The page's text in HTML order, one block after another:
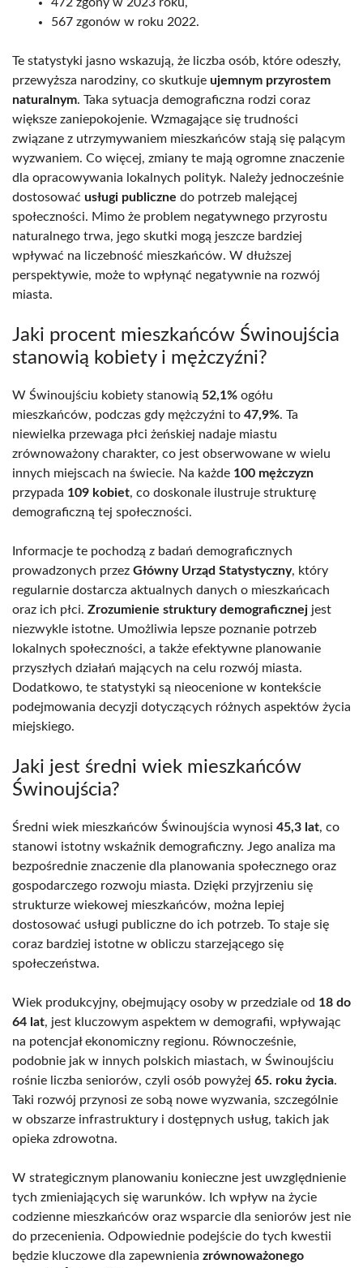
472 zgony w 2023 roku,
567 zgonów w roku 2022.
Te statystyki jasno wskazują, że liczba osób, które odeszły,
przewyższa narodziny, co skutkuje ujemnym przyrostem
naturalnym. Taka sytuacja demograficzna rodzi coraz
większe zaniepokojenie. Wzmagające się trudności
związane z utrzymywaniem mieszkańców stają się palącym
wyzwaniem. Co więcej, zmiany te mają ogromne znaczenie
dla opracowywania lokalnych polityk. Należy jednocześnie
dostosować usługi publiczne do potrzeb malejącej
społeczności. Mimo że problem negatywnego przyrostu
naturalnego trwa, jego skutki mogą jeszcze bardziej
wpływać na liczebność mieszkańców. W dłuższej
perspektywie, może to wpłynąć negatywnie na rozwój
miasta.
Jaki procent mieszkańców Świnoujścia
stanowią kobiety i mężczyźni?
W Świnoujściu kobiety stanowią 52,1% ogółu
mieszkańców, podczas gdy mężczyźni to 47,9%. Ta
niewielka przewaga płci żeńskiej nadaje miastu
zrównoważony charakter, co jest obserwowane w wielu
innych miejscach na świecie. Na każde 100 mężczyzn
przypada 109 kobiet, co doskonale ilustruje strukturę
demograficzną tej społeczności.
Informacje te pochodzą z badań demograficznych
prowadzonych przez Główny Urząd Statystyczny, który
regularnie dostarcza aktualnych danych o mieszkańcach
oraz ich płci. Zrozumienie struktury demograficznej jest
niezwykle istotne. Umożliwia lepsze poznanie potrzeb
lokalnych społeczności, a także efektywne planowanie
przyszłych działań mających na celu rozwój miasta.
Dodatkowo, te statystyki są nieocenione w kontekście
podejmowania decyzji dotyczących różnych aspektów życia
miejskiego.
Jaki jest średni wiek mieszkańców
Świnoujścia?
Średni wiek mieszkańców Świnoujścia wynosi 45,3 lat, co
stanowi istotny wskaźnik demograficzny. Jego analiza ma
bezpośrednie znaczenie dla planowania społecznego oraz
gospodarczego rozwoju miasta. Dzięki przyjrzeniu się
strukturze wiekowej mieszkańców, można lepiej
dostosować usługi publiczne do ich potrzeb. To staje się
coraz bardziej istotne w obliczu starzejącego się
społeczeństwa.
Wiek produkcyjny, obejmujący osoby w przedziale od 18 do
64 lat, jest kluczowym aspektem w demografii, wpływając
na potencjał ekonomiczny regionu. Równocześnie,
podobnie jak w innych polskich miastach, w Świnoujściu
rośnie liczba seniorów, czyli osób powyżej 65. roku życia.
Taki rozwój przynosi ze sobą nowe wyzwania, szczególnie
w obszarze infrastruktury i dostępnych usług, takich jak
opieka zdrowotna.
W strategicznym planowaniu konieczne jest uwzględnienie
tych zmieniających się warunków. Ich wpływ na życie
codzienne mieszkańców oraz wsparcie dla seniorów jest nie
do przecenienia. Odpowiednie podejście do tych kwestii
będzie kluczowe dla zapewnienia zrównoważonego